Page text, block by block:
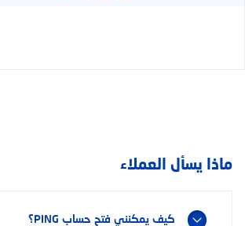
You have selected0out of2cards
ماذا يسأل العملاء
كيف يمكنني فتح حساب PING؟